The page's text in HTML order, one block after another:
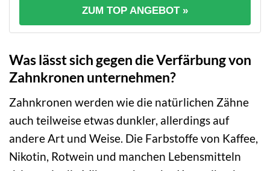
ZUM TOP ANGEBOT »
Was lässt sich gegen die Verfärbung von
Zahnkronen unternehmen?
Zahnkronen werden wie die natürlichen Zähne
auch teilweise etwas dunkler, allerdings auf
andere Art und Weise. Die Farbstoffe von Kaffee,
Nikotin, Rotwein und manchen Lebensmitteln